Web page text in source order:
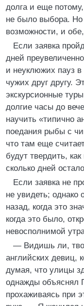
долга и еще
не было выбора. Но
возможности, и
Если заявка
дней
и неуклюжих пауз
чужих друг другу.
экскурсионные
долгие часы до
научить «типично
поедания рыбы с
что там еще
будут твердить,
сколько дней
Если заявка не
не увидеть; однако
назад, когда это
когда это было,
невосполнимой
— Видишь ли,
английских девиц,
думая, что улицы
однажды объяснял
прохаживаясь при